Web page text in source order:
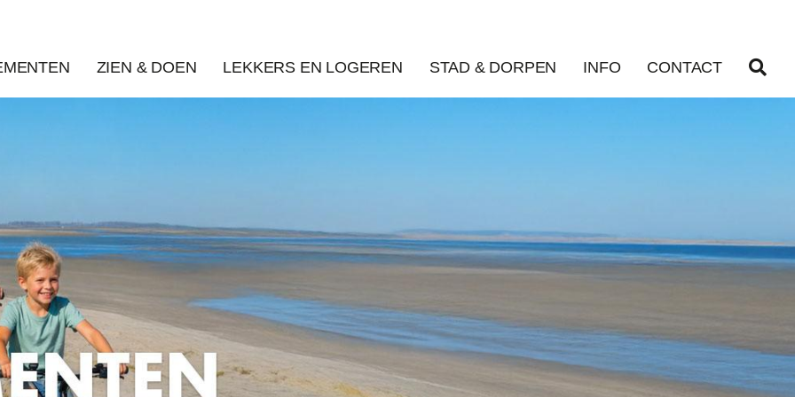
ZIEN & DOEN LEKKERS EN LOGEREN STAD & DORPEN INFO CONTACT